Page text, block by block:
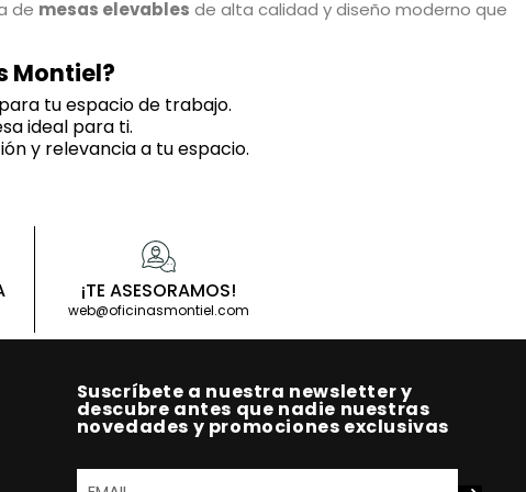
de mesas elevables de alta calidad y diseño moderno que
Montiel?
tu espacio de trabajo.
ideal para ti.
y relevancia a tu espacio.
medio ambiente.
elevables en altura
mesa regulable?
la reducción del dolor de espalda y cuello, la mejora de la
se ajustan mediante una manivela, mientras que los
para mí?
para obtener recomendaciones personalizadas.
¡TE ASESORAMOS!
web@oficinasmontiel.com
Suscríbete a nuestra newsletter y
descubre antes que nadie nuestras
novedades y promociones exclusivas